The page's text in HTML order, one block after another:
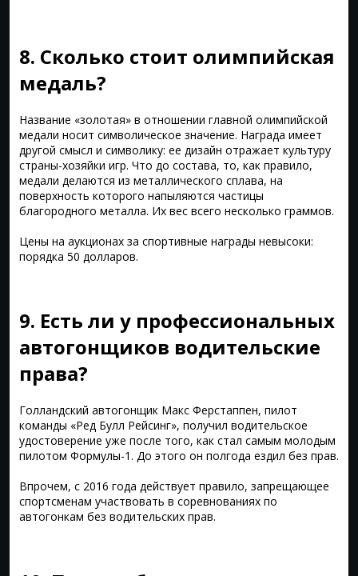
8. Сколько стоит олимпийская
медаль?
Название «золотая» в отношении главной олимпийской
медали носит символическое значение. Награда имеет
другой смысл и символику: ее дизайн отражает культуру
страны-хозяйки игр. Что до состава, то, как правило,
медали делаются из металлического сплава, на
поверхность которого напыляются частицы
благородного металла. Их вес всего несколько граммов.
Цены на аукционах за спортивные награды невысоки:
порядка 50 долларов.
9. Есть ли у профессиональных
автогонщиков водительские
права?
Голландский автогонщик Макс Ферстаппен, пилот
команды «Ред Булл Рейсинг», получил водительское
удостоверение уже после того, как стал самым молодым
пилотом Формулы-1. До этого он полгода ездил без прав.
Впрочем, с 2016 года действует правило, запрещающее
спортсменам участвовать в соревнованиях по
автогонкам без водительских прав.